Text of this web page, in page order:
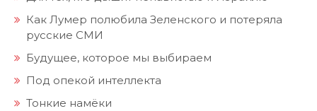
Как Лумер полюбила Зеленского и потеряла
русские СМИ
Будущее, которое мы выбираем
Под опекой интеллекта
Тонкие намёки